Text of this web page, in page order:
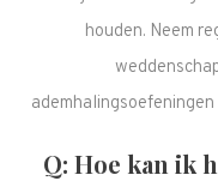
houden. Neem
Q: Hoe kan ik